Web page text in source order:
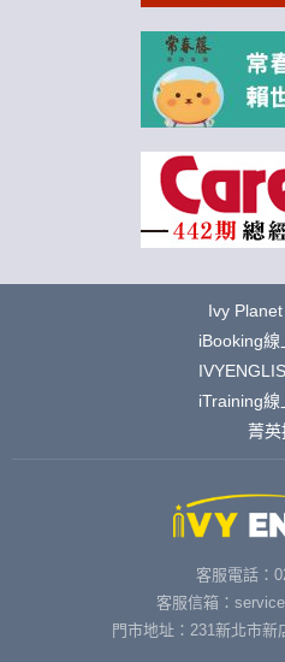
Ivy
iBooking
iTraining
菁英
客服電話：
客服信箱：
門市地址：231新北市新